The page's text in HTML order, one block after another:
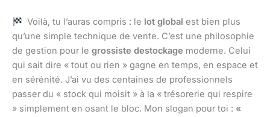
Voilà, tu l’auras compris : le lot global est bien plus
qu’une simple technique de vente. C’est une philosophie
de gestion pour le grossiste destockage moderne. Celui
qui sait dire « tout ou rien » gagne en temps, en espace et
en sérénité. J’ai vu des centaines de professionnels
passer du « stock qui moisit » à la « trésorerie qui respire
» simplement en osant le bloc. Mon slogan pour toi : «